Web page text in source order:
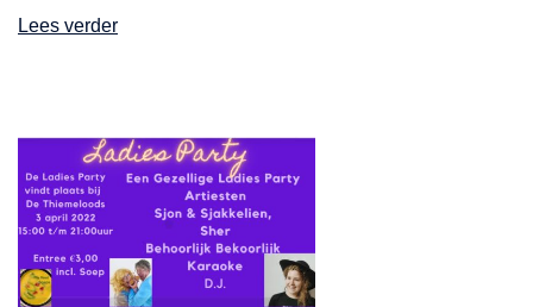
Lees verder